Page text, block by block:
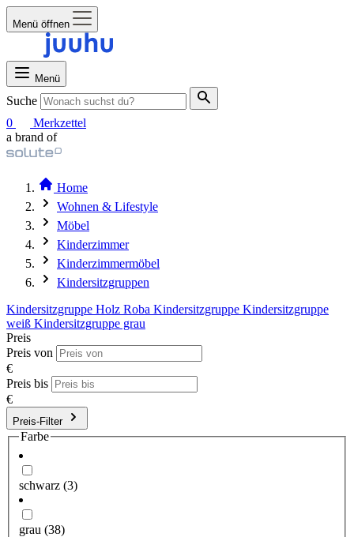
Menü öffnen
Menü
Suche
0
Merkzettel
a brand of
Home
Wohnen & Lifestyle
Möbel
Kinderzimmer
Kinderzimmermöbel
Kindersitzgruppen
Kindersitzgruppe Holz Roba Kindersitzgruppe Kindersitzgruppe
weiß Kindersitzgruppe grau
Preis
Preis von
€
Preis bis
€
Preis-Filter
Farbe
schwarz (3)
grau (38)